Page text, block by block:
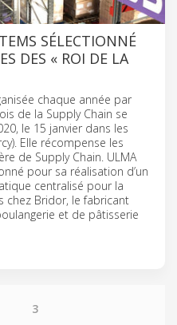
SÉLECTIONNÉ
DES « ROI DE LA
chaque année par
de la Supply Chain se
le 15 janvier dans les
Elle récompense les
de Supply Chain. ULMA
pour sa réalisation d’un
centralisé pour la
Bridor, le fabricant
et de pâtisserie
3